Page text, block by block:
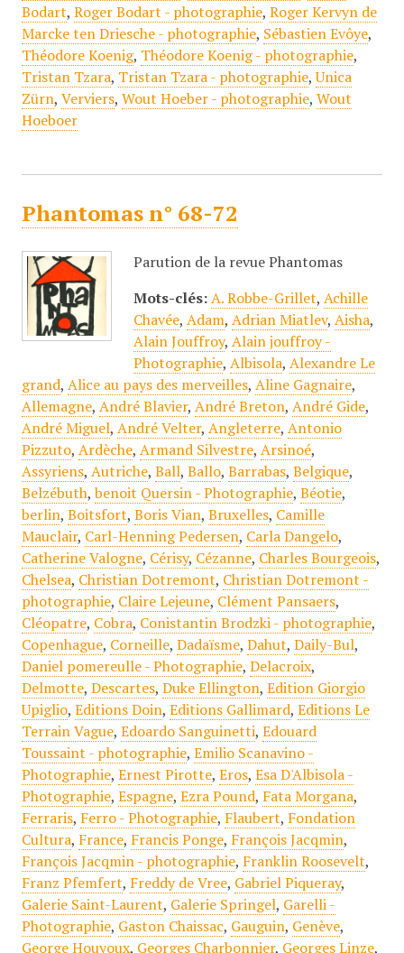
Bodart, Roger Bodart - photographie, Roger Kervyn de
Marcke ten Driesche - photographie, Sébastien Evôye,
Théodore Koenig, Théodore Koenig - photographie,
Tristan Tzara, Tristan Tzara - photographie,Unica
Zürn, Verviers, Wout Hoeber - photographie, Wout
Hoeboer
Phantomas n° 68-72
Parution de la revue Phantomas
Mots-clés: A. Robbe-Grillet, Achille
Chavée, Adam, Adrian Miatlev, Aisha,
Alain Jouffroy, Alain jouffroy -
Photographie, Albisola, Alexandre Le
grand, Alice au pays des merveilles, Aline Gagnaire,
Allemagne, André Blavier, André Breton, André Gide,
André Miguel, André Velter, Angleterre, Antonio
Pizzuto, Ardèche, Armand Silvestre, Arsinoé,
Assyriens, Autriche, Ball, Ballo, Barrabas, Belgique,
Belzébuth,benoit Quersin - Photographie, Béotie,
berlin, Boitsfort, Boris Vian, Bruxelles, Camille
Mauclair, Carl-Henning Pedersen, Carla Dangelo,
Catherine Valogne, Cérisy, Cézanne, Charles Bourgeois,
Chelsea, Christian Dotremont, Christian Dotremont -
photographie, Claire Lejeune, Clément Pansaers,
Cléopatre, Cobra, Conistantin Brodzki - photographie,
Copenhague, Corneille, Dadaïsme, Dahut, Daily-Bul,
Daniel pomereulle - Photographie, Delacroix,
Delmotte, Descartes, Duke Ellington, Edition Giorgio
Upiglio, Editions Doin, Editions Gallimard, Editions Le
Terrain Vague, Edoardo Sanguinetti, Edouard
Toussaint - photographie, Emilio Scanavino -
Photographie, Ernest Pirotte, Eros, Esa D'Albisola -
Photographie, Espagne, Ezra Pound, Fata Morgana,
Ferraris, Ferro - Photographie, Flaubert, Fondation
Cultura, France, Francis Ponge, François Jacqmin,
François Jacqmin - photographie, Franklin Roosevelt,
Franz Pfemfert, Freddy de Vree, Gabriel Piqueray,
Galerie Saint-Laurent, Galerie Springel, Garelli -
Photographie, Gaston Chaissac, Gauguin, Genève,
George Houyoux, Georges Charbonnier, Georges Linze,